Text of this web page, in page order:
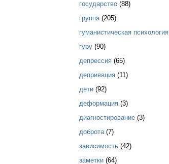
государство (88)
группа (205)
гуманистическая психология
гуру (90)
депрессия (65)
депривация (11)
дети (92)
деформация (3)
диагностирование (3)
доброта (7)
зависимость (42)
заметки (64)